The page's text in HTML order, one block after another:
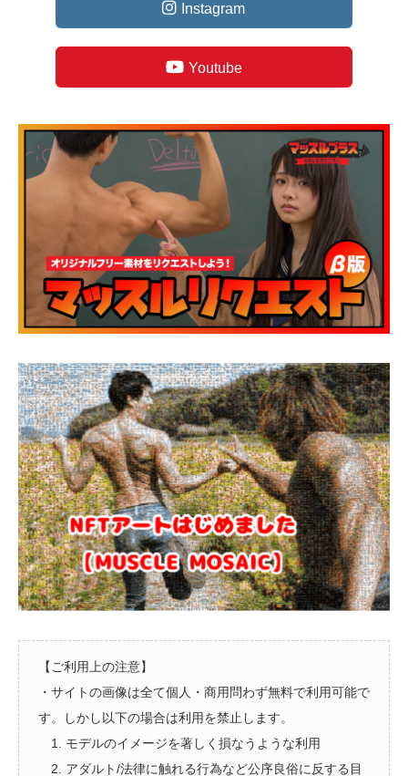
Instagram
Youtube
【ご利用上の注意】
・サイトの画像は全て個人・商用問わず無料で利用可能で
す。しかし以下の場合は利用を禁止します。
1. モデルのイメージを著しく損なうような利用
2. アダルト/法律に触れる行為など公序良俗に反する目